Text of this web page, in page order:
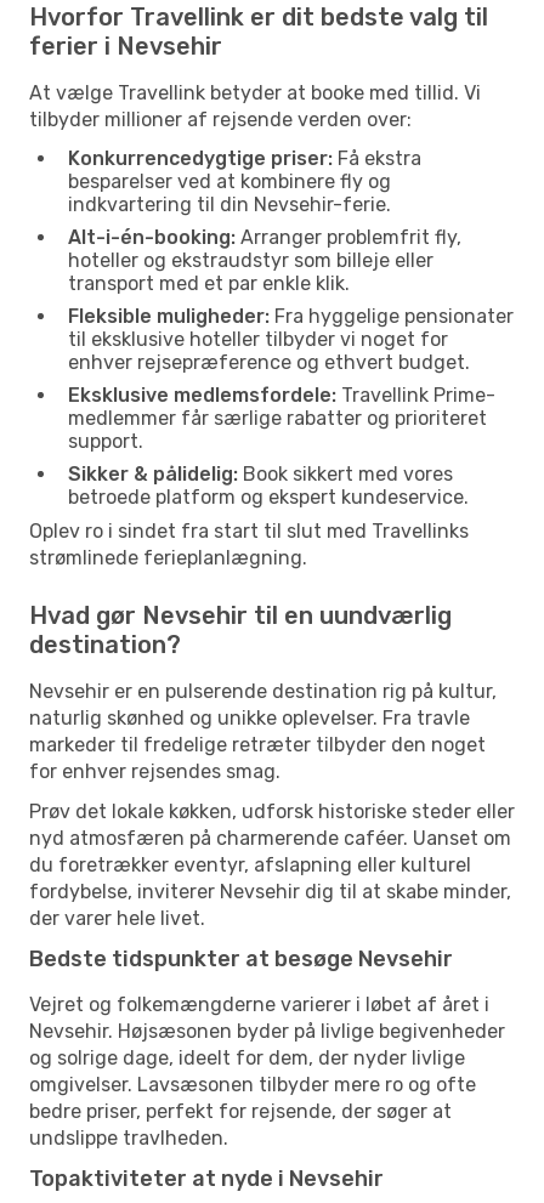
Hvorfor Travellink er dit bedste valg til
ferier i Nevsehir
At vælge Travellink betyder at booke med tillid. Vi
tilbyder millioner af rejsende verden over:
Konkurrencedygtige priser: Få ekstra
besparelser ved at kombinere fly og
indkvartering til din Nevsehir-ferie.
Alt-i-én-booking: Arranger problemfrit fly,
hoteller og ekstraudstyr som billeje eller
transport med et par enkle klik.
Fleksible muligheder: Fra hyggelige pensionater
til eksklusive hoteller tilbyder vi noget for
enhver rejsepræference og ethvert budget.
Eksklusive medlemsfordele: Travellink Prime-
medlemmer får særlige rabatter og prioriteret
support.
Sikker & pålidelig: Book sikkert med vores
betroede platform og ekspert kundeservice.
Oplev ro i sindet fra start til slut med Travellinks
strømlinede ferieplanlægning.
Hvad gør Nevsehir til en uundværlig
destination?
Nevsehir er en pulserende destination rig på kultur,
naturlig skønhed og unikke oplevelser. Fra travle
markeder til fredelige retræter tilbyder den noget
for enhver rejsendes smag.
Prøv det lokale køkken, udforsk historiske steder eller
nyd atmosfæren på charmerende caféer. Uanset om
du foretrækker eventyr, afslapning eller kulturel
fordybelse, inviterer Nevsehir dig til at skabe minder,
der varer hele livet.
Bedste tidspunkter at besøge Nevsehir
Vejret og folkemængderne varierer i løbet af året i
Nevsehir. Højsæsonen byder på livlige begivenheder
og solrige dage, ideelt for dem, der nyder livlige
omgivelser. Lavsæsonen tilbyder mere ro og ofte
bedre priser, perfekt for rejsende, der søger at
undslippe travlheden.
Topaktiviteter at nyde i Nevsehir